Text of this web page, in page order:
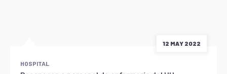
12 MAY 2022
HOSPITAL